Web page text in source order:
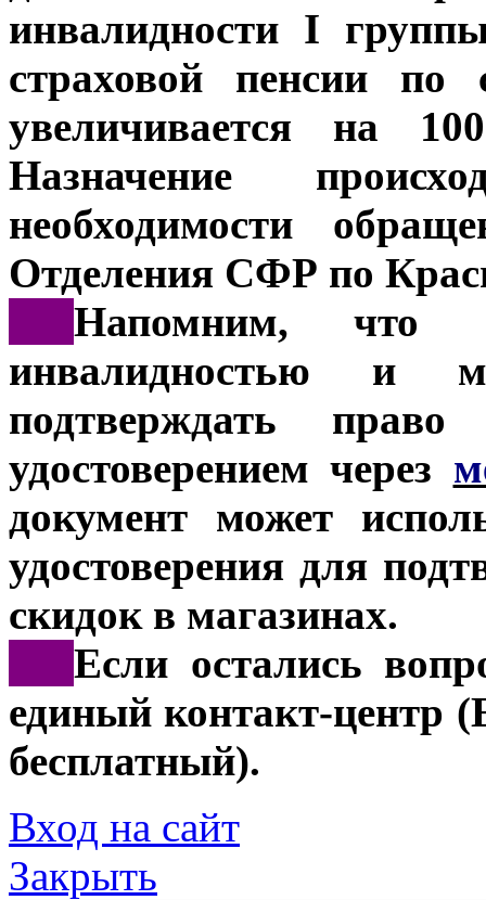
инвалидности I
страховой пенсии по
увеличивается на
Назначение
необходимости
Отделения СФР по
Напомним, что
инвалидностью и
подтверждать
удостоверением через
документ может
удостоверения для
скидок в магазинах.
Если остались
единый контакт-центр
бесплатный).
Вход на сайт
Закрыть